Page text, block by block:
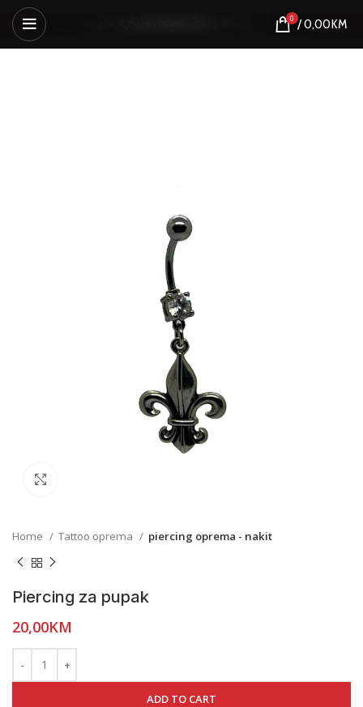
0 /0,00KM
Home Tattoo oprema piercing oprema - nakit
Piercing za pupak
20,00KM
ADD TO CART